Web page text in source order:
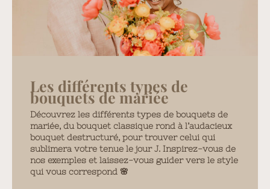
Les différents types de
bouquets de mariée
Découvrez les différents types de bouquets de
mariée, du bouquet classique rond à l’audacieux
bouquet destructuré, pour trouver celui qui
sublimera votre tenue le jour J. Inspirez-vous de
nos exemples et laissez-vous guider vers le style
qui vous correspond 🌸